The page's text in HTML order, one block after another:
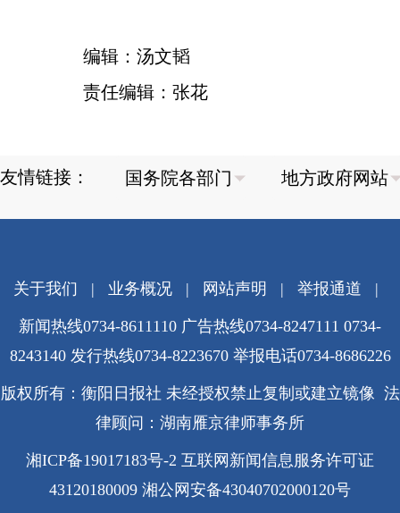
编辑：汤文韬
责任编辑：张花
友情链接：
关于我们 | 业务概况| 网站声明 | 举报通道 |
新闻热线0734-8611110 广告热线0734-8247111 0734-
8243140 发行热线0734-8223670 举报电话0734-8686226
版权所有：衡阳日报社 未经授权禁止复制或建立镜像 法
律顾问：湖南雁京律师事务所
湘ICP备19017183号-2 互联网新闻信息服务许可证
43120180009 湘公网安备43040702000120号